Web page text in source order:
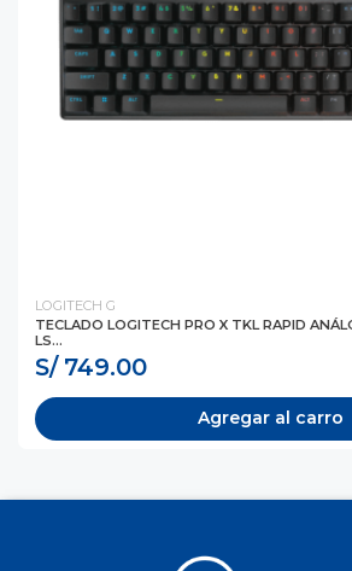
LOGITECH G
TECLADO LOGITECH PRO X TKL RAPID
LS...
S/ 749.00
Agregar al carro